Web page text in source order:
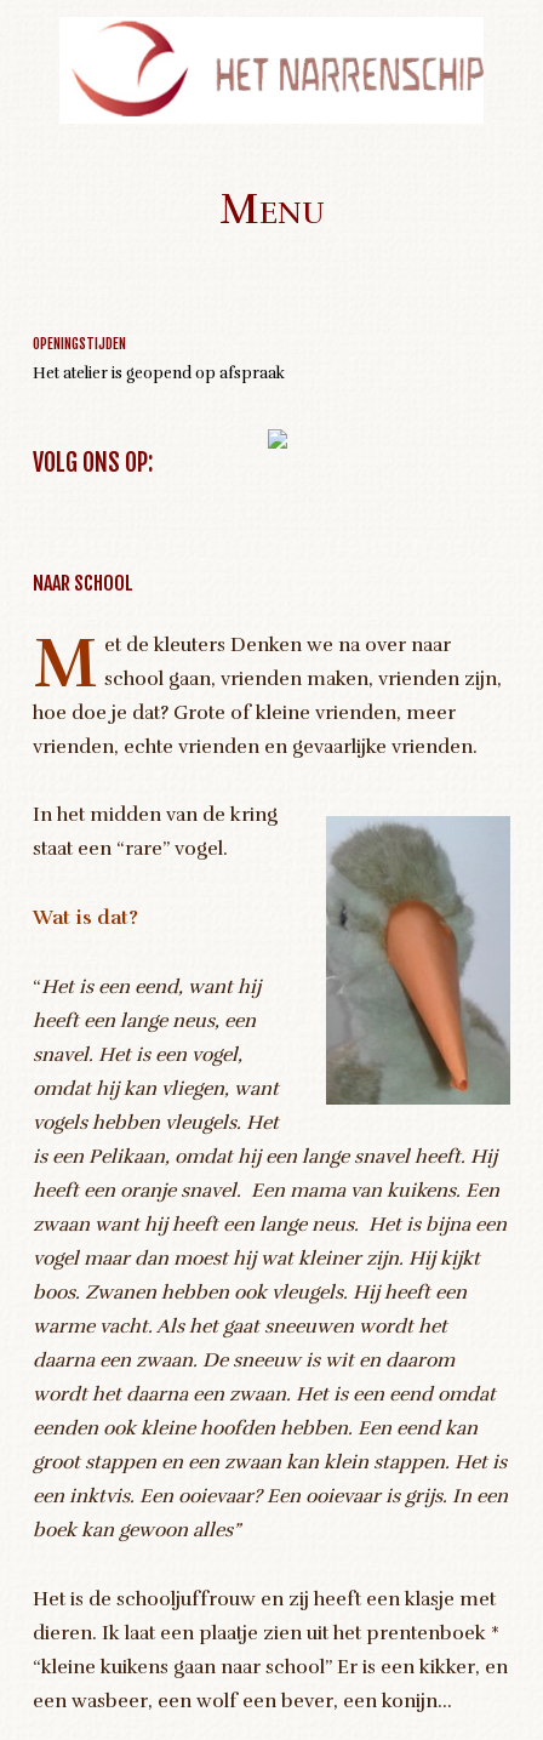
Menu
OPENINGSTIJDEN
Het atelier is geopend op afspraak
VOLG ONS OP:
NAAR SCHOOL
M et de kleuters Denken we na over naar
school gaan, vrienden maken, vrienden zijn,
hoe doe je dat? Grote of kleine vrienden, meer
vrienden, echte vrienden en gevaarlijke vrienden.
In het midden van de kring
staat een “rare” vogel.
Wat is dat?
“Het is een eend, want hij
heeft een lange neus, een
snavel. Het is een vogel,
omdat hij kan vliegen, want
vogels hebben vleugels. Het
is een Pelikaan, omdat hij een lange snavel heeft. Hij
heeft een oranje snavel. Een mama van kuikens. Een
zwaan want hij heeft een lange neus. Het is bijna een
vogel maar dan moest hij wat kleiner zijn. Hij kijkt
boos. Zwanen hebben ook vleugels. Hij heeft een
warme vacht. Als het gaat sneeuwen wordt het
daarna een zwaan. De sneeuw is wit en daarom
wordt het daarna een zwaan. Het is een eend omdat
eenden ook kleine hoofden hebben. Een eend kan
groot stappen en een zwaan kan klein stappen. Het is
een inktvis. Een ooievaar? Een ooievaar is grijs. In een
boek kan gewoon alles”
Het is de schooljuffrouw en zij heeft een klasje met
dieren. Ik laat een plaatje zien uit het prentenboek *
“kleine kuikens gaan naar school” Er is een kikker, en
een wasbeer, een wolf een bever, een konijn…